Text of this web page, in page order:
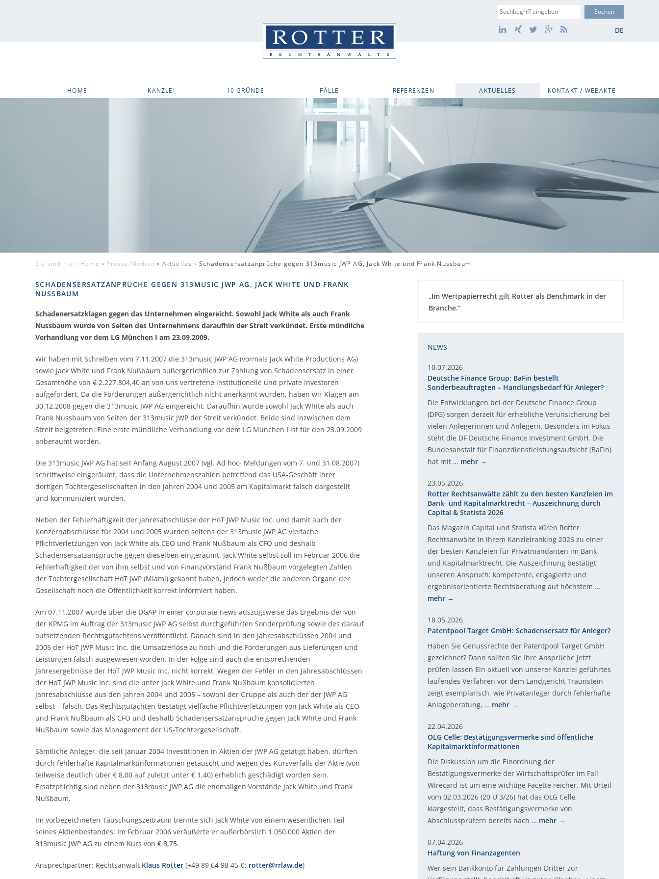
Suche
DE
LinkedIn
Xing TwitterGoogle+
RSS
HOME KANZLEI 10 GRÜNDE FÄLLE REFERENZEN AKTUELLES KONTAKT / WEBAKTE
Sie sind hier: Home » Presse/Medien » Aktuelles »Schadensersatzanprüche gegen 313music JWP AG, Jack White und Frank Nussbaum
SCHADENSERSATZANPRÜCHE GEGEN 313MUSIC JWP AG, JACK WHITE UND FRANK
NUSSBAUM
Schadenersatzklagen gegen das Unternehmen eingereicht. Sowohl Jack White als auch Frank
Nussbaum wurde von Seiten des Unternehmens daraufhin der Streit verkündet. Erste mündliche
Verhandlung vor dem LG München I am 23.09.2009.
Wir haben mit Schreiben vom 7.11.2007 die 313music JWP AG (vormals Jack White Productions AG)
sowie Jack White und Frank Nußbaum außergerichtlich zur Zahlung von Schadensersatz in einer
Gesamthöhe von € 2.227.804,40 an von uns vertretene institutionelle und private Investoren
aufgefordert. Da die Forderungen außergerichtlich nicht anerkannt wurden, haben wir Klagen am
30.12.2008 gegen die 313music JWP AG eingereicht. Daraufhin wurde sowohl Jack White als auch
Frank Nussbaum von Seiten der 313music JWP der Streit verkündet. Beide sind inzwischen dem
Streit beigetreten. Eine erste mündliche Verhandlung vor dem LG München I ist für den 23.09.2009
anberaumt worden.
Die 313music JWP AG hat seit Anfang August 2007 (vgl. Ad hoc- Meldungen vom 7. und 31.08.2007)
schrittweise eingeräumt, dass die Unternehmenszahlen betreffend das USA-Geschäft ihrer
dortigen Tochtergesellschaften in den Jahren 2004 und 2005 am Kapitalmarkt falsch dargestellt
und kommuniziert wurden.
Neben der Fehlerhaftigkeit der Jahresabschlüsse der HoT JWP Music Inc. und damit auch der
Konzernabschlüsse für 2004 und 2005 wurden seitens der 313music JWP AG vielfache
Pflichtverletzungen von Jack White als CEO und Frank Nußbaum als CFO und deshalb
Schadensersatzansprüche gegen dieselben eingeräumt. Jack White selbst soll im Februar 2006 die
Fehlerhaftigkeit der von ihm selbst und von Finanzvorstand Frank Nußbaum vorgelegten Zahlen
der Tochtergesellschaft HoT JWP (Miami) gekannt haben, jedoch weder die anderen Organe der
Gesellschaft noch die Öffentlichkeit korrekt informiert haben.
Am 07.11.2007 wurde über die DGAP in einer corporate news auszugsweise das Ergebnis der von
der KPMG im Auftrag der 313music JWP AG selbst durchgeführten Sonderprüfung sowie des darauf
aufsetzenden Rechtsgutachtens veröffentlicht. Danach sind in den Jahresabschlüssen 2004 und
2005 der HoT JWP Music Inc. die Umsatzerlöse zu hoch und die Forderungen aus Lieferungen und
Leistungen falsch ausgewiesen worden. In der Folge sind auch die entsprechenden
Jahresergebnisse der HoT JWP Music Inc. nicht korrekt. Wegen der Fehler in den Jahresabschlüssen
der HoT JWP Music Inc. sind die unter Jack White und Frank Nußbaum konsolidierten
Jahresabschlüsse aus den Jahren 2004 und 2005 – sowohl der Gruppe als auch der der JWP AG
selbst – falsch. Das Rechtsgutachten bestätigt vielfache Pflichtverletzungen von Jack White als CEO
und Frank Nußbaum als CFO und deshalb Schadensersatzansprüche gegen Jack White und Frank
Nußbaum sowie das Management der US-Tochtergesellschaft.
Sämtliche Anleger, die seit Januar 2004 Investitionen in Aktien der JWP AG getätigt haben, dürften
durch fehlerhafte Kapitalmarktinformationen getäuscht und wegen des Kursverfalls der Aktie (von
teilweise deutlich über € 8,00 auf zuletzt unter € 1,40) erheblich geschädigt worden sein.
Ersatzpflichtig sind neben der 313music JWP AG die ehemaligen Vorstände Jack White und Frank
Nußbaum.
Im vorbezeichneten Täuschungszeitraum trennte sich Jack White von einem wesentlichen Teil
seines Aktienbestandes: Im Februar 2006 veräußerte er außerbörslich 1.050.000 Aktien der
313music JWP AG zu einem Kurs von € 8,75.
Ansprechpartner: Rechtsanwalt Klaus Rotter (+49 89 64 98 45-0; rotter@rrlaw.de)
„Im Wertpapierrecht gilt Rotter als Benchmark in der
Branche.“
NEWS
10.07.2026
Deutsche Finance Group: BaFin bestellt
Sonderbeauftragten – Handlungsbedarf für Anleger?
Die Entwicklungen bei der Deutsche Finance Group
(DFG) sorgen derzeit für erhebliche Verunsicherung bei
vielen Anlegerinnen und Anlegern. Besonders im Fokus
steht die DF Deutsche Finance Investment GmbH. Die
Bundesanstalt für Finanzdienstleistungsaufsicht (BaFin)
hat mit … mehr
23.05.2026
Rotter Rechtsanwälte zählt zu den besten Kanzleien im
Bank- und Kapitalmarktrecht – Auszeichnung durch
Capital & Statista 2026
Das Magazin Capital und Statista küren Rotter
Rechtsanwälte in ihrem Kanzleiranking 2026 zu einer
der besten Kanzleien für Privatmandanten im Bank-
und Kapitalmarktrecht. Die Auszeichnung bestätigt
unseren Anspruch: kompetente, engagierte und
ergebnisorientierte Rechtsberatung auf höchstem …
mehr
18.05.2026
Patentpool Target GmbH: Schadensersatz für Anleger?
Haben Sie Genussrechte der Patentpool Target GmbH
gezeichnet? Dann sollten Sie Ihre Ansprüche jetzt
prüfen lassen Ein aktuell von unserer Kanzlei geführtes
laufendes Verfahren vor dem Landgericht Traunstein
zeigt exemplarisch, wie Privatanleger durch fehlerhafte
Anlageberatung, … mehr
22.04.2026
OLG Celle: Bestätigungsvermerke sind öffentliche
Kapitalmarktinformationen
Die Diskussion um die Einordnung der
Bestätigungsvermerke der Wirtschaftsprüfer im Fall
Wirecard ist um eine wichtige Facette reicher. Mit Urteil
vom 02.03.2026 (20 U 3/26) hat das OLG Celle
klargestellt, dass Bestätigungsvermerke von
Abschlussprüfern bereits nach … mehr
07.04.2026
Haftung von Finanzagenten
Wer sein Bankkonto für Zahlungen Dritter zur